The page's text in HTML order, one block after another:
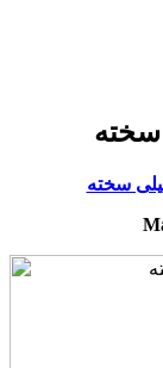
سخته
سخته